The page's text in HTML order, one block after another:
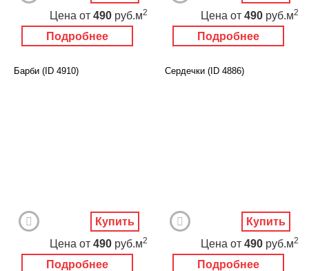
Подробнее
Цена от 490 руб.м2
Подробнее
Цена от 490 руб.м2
Барби (ID 4910)
Подробнее
Цена от 490 руб.м2
Купить
Сердечки (ID 4886)
Подробнее
Цена от 490 руб.м2
Купить